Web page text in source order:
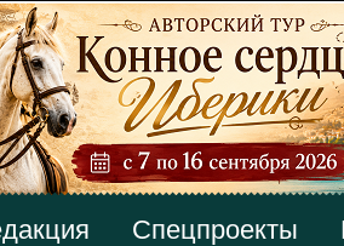
Спецпроекты